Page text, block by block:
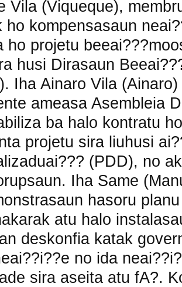
Vila (Viqueque),
ho kompensasaun
ho projetu
husi Dirasaun
Iha Ainaro Vila
ameasa Asembleia
ba halo kontratu
projetu sira liuhusi
(PDD), no
Iha Same
hasoru
atu halo
deskonfia katak
no ida
sira aseita atu fA?.